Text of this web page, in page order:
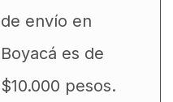
de envío en
Boyacá es de
$10.000 pesos.